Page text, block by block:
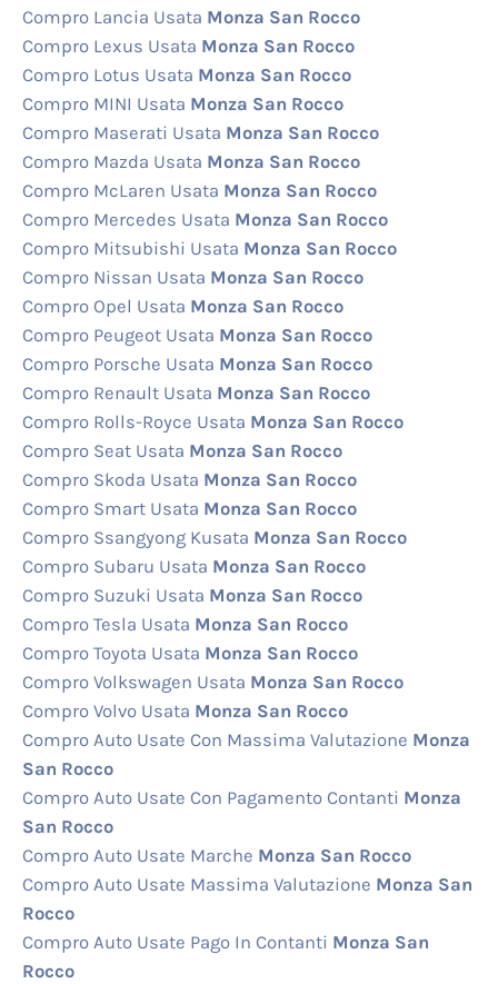
Compro Lancia Usata Monza San Rocco
Compro Lexus Usata Monza San Rocco
Compro Lotus Usata Monza San Rocco
Compro MINI Usata Monza San Rocco
Compro Maserati Usata Monza San Rocco
Compro Mazda Usata Monza San Rocco
Compro McLaren Usata Monza San Rocco
Compro Mercedes Usata Monza San Rocco
Compro Mitsubishi Usata Monza San Rocco
Compro Nissan Usata Monza San Rocco
Compro Opel Usata Monza San Rocco
Compro Peugeot Usata Monza San Rocco
Compro Porsche Usata Monza San Rocco
Compro Renault Usata Monza San Rocco
Compro Rolls-Royce Usata Monza San Rocco
Compro Seat Usata Monza San Rocco
Compro Skoda Usata Monza San Rocco
Compro Smart Usata Monza San Rocco
Compro Ssangyong Kusata Monza San Rocco
Compro Subaru Usata Monza San Rocco
Compro Suzuki Usata Monza San Rocco
Compro Tesla Usata Monza San Rocco
Compro Toyota Usata Monza San Rocco
Compro Volkswagen Usata Monza San Rocco
Compro Volvo Usata Monza San Rocco
Compro Auto Usate Con Massima Valutazione Monza
San Rocco
Compro Auto Usate Con Pagamento Contanti Monza
San Rocco
Compro Auto Usate Marche Monza San Rocco
Compro Auto Usate Massima Valutazione Monza San
Rocco
Compro Auto Usate Pago In Contanti Monza San
Rocco